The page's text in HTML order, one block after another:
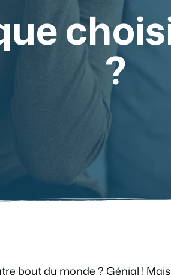
?
bout du monde ? Génial !